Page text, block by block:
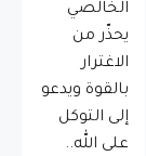
الخالصي
يحذّر من
الاغترار
بالقوة ويدعو
إلى التوكل
على الله..